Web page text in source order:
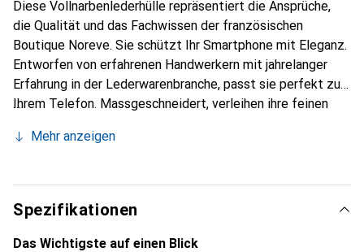
Diese Vollnarbenlederhülle repräsentiert die Ansprüche,
die Qualität und das Fachwissen der französischen
Boutique Noreve. Sie schützt Ihr Smartphone mit Eleganz.
Entworfen von erfahrenen Handwerkern mit jahrelanger
Erfahrung in der Lederwarenbranche, passt sie perfekt zu
Ihrem Telefon. Massgeschneidert, verleihen ihre feinen
und unverzichtbaren Accessoire für Ihr Smartphone.
die Marke Noreve eine zuverlässige Wahl für eine
anspruchsvolle Kundschaft.
Mehr anzeigen
Spezifikationen
Das Wichtigste auf einen Blick